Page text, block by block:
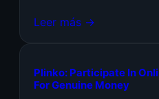
Leer más →
Plinko: Participate In
For Genuine Money